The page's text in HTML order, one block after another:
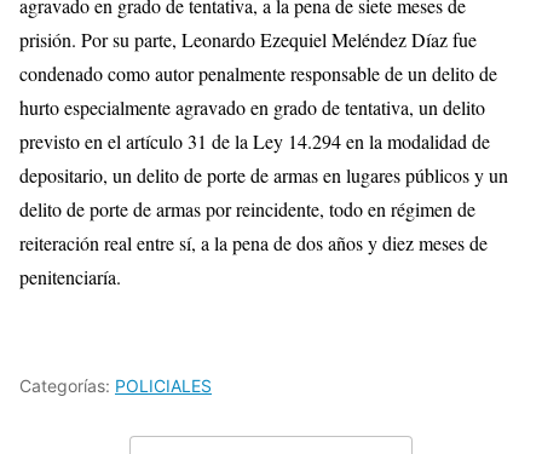
prisión. Por su parte, Leonardo Ezequiel Meléndez Díaz fue
condenado como autor penalmente responsable de un delito de
hurto especialmente agravado en grado de tentativa, un delito
previsto en el artículo 31 de la Ley 14.294 en la modalidad de
depositario, un delito de porte de armas en lugares públicos y un
delito de porte de armas por reincidente, todo en régimen de
reiteración real entre sí, a la pena de dos años y diez meses de
penitenciaría.
Categorías: POLICIALES